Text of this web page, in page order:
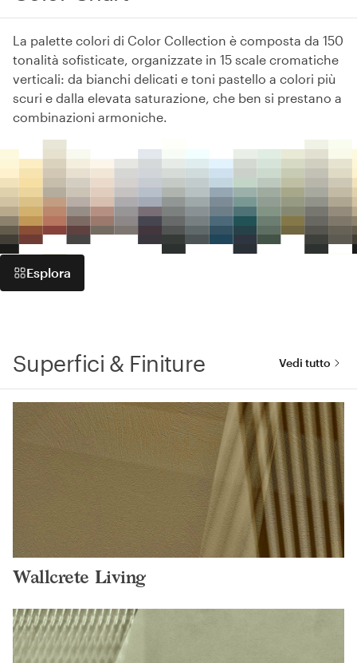
La palette colori di Color Collection è composta da 150
tonalità sofisticate, organizzate in 15 scale cromatiche
verticali: da bianchi delicati e toni pastello a colori più
scuri e dalla elevata saturazione, che ben si prestano a
combinazioni armoniche.
Esplora
Superfici & Finiture Vedi tutto
Wallcrete Living